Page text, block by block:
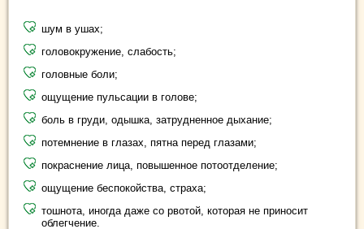
шум в ушах;
головокружение, слабость;
головные боли;
ощущение пульсации в голове;
боль в груди, одышка, затрудненное дыхание;
потемнение в глазах, пятна перед глазами;
покраснение лица, повышенное потоотделение;
ощущение беспокойства, страха;
тошнота, иногда даже со рвотой, которая не приносит
облегчение.